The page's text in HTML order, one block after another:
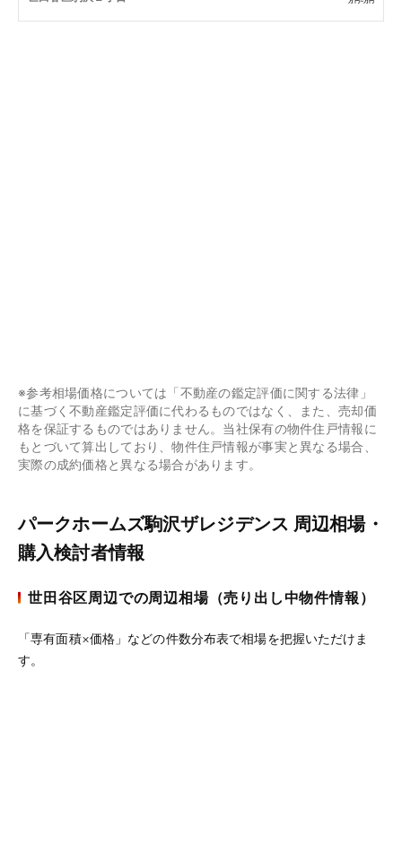
※参考相場価格については「不動産の鑑定評価に関する法律」
に基づく不動産鑑定評価に代わるものではなく、また、売却価
格を保証するものではありません。当社保有の物件住戸情報に
もとづいて算出しており、物件住戸情報が事実と異なる場合、
実際の成約価格と異なる場合があります。
パークホームズ駒沢ザレジデンス 周辺相場・
購入検討者情報
世田谷区周辺での周辺相場（売り出し中物件情報）
「専有面積×価格」などの件数分布表で相場を把握いただけま
す。